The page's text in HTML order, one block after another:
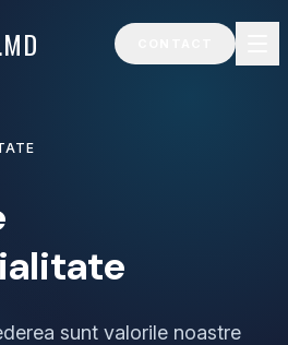
sunt valorile noastre